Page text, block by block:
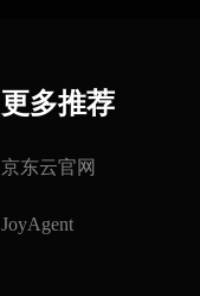
更多推荐
京东云官网
JoyAgent